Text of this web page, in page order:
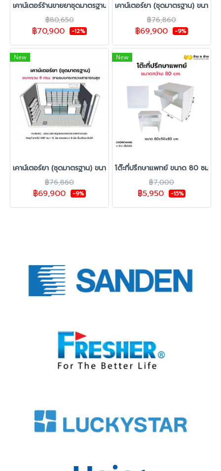
เคาน์เตอร์ร้านขายยาชุดมาตรฐาน ช ช้าง รุ่น Standard 2 ขนาด 8 ตร.ม.
฿80,650
฿70,900 -12%
เคาน์เตอร์ยา (ชุดมาตรฐาน) ขนาด
฿76,860
฿69,900 -9%
New
เคาน์เตอร์ยา (ชุดมาตรฐาน) ขนาดรวม 8 ตรม.
฿76,860
฿69,900 -9%
New
โต๊ะที่ปรึกษาแพทย์ ขนาด 80 ซม.
฿7,000
฿5,950 -15%